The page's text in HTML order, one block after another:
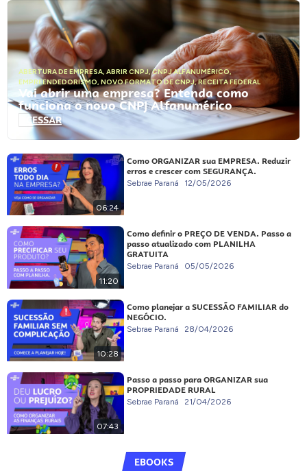
ABERTURA DE EMPRESA, ABRIR CNPJ,CNPJ ALFANUMÉRICO,
EMPREENDEDORISMO, NOVO FORMATO DE CNPJ,RECEITA FEDERAL
Vai abrir uma empresa? Entenda como
funciona o novo CNPJ Alfanumérico
ACESSAR
06:24
Como ORGANIZAR sua EMPRESA. Reduzir
erros e crescer com SEGURANÇA.
Sebrae Paraná 12/05/2026
11:20
Como definir o PREÇO DE VENDA. Passo a
passo atualizado com PLANILHA
GRATUITA
Sebrae Paraná 05/05/2026
10:28
Como planejar a SUCESSÃO FAMILIAR do
NEGÓCIO.
Sebrae Paraná 28/04/2026
07:43
Passo a passo para ORGANIZAR sua
PROPRIEDADE RURAL
Sebrae Paraná 21/04/2026
EBOOKS